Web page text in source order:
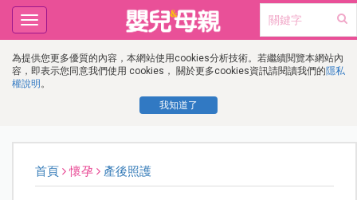
為提供您更多優質的內容，本網站使用cookies分析技術。若繼續閱覽本網站內
容，即表示您同意我們使用 cookies， 關於更多cookies資訊請閱讀我們的隱私
權說明 。
我知道了
Toggle
navigation
首頁 懷孕 產後照護